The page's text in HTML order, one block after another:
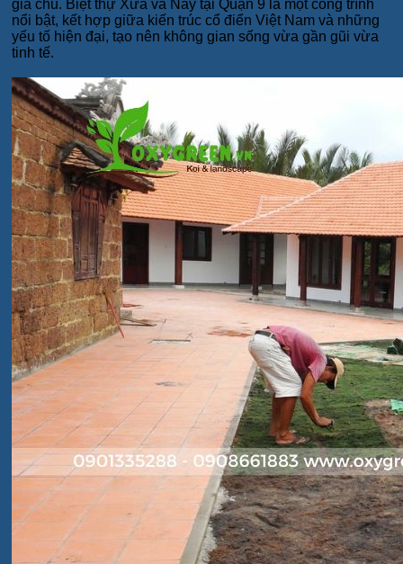
gia chủ. Biệt thự Xưa và Nay tại Quận 9 là một công trình
nổi bật, kết hợp giữa kiến trúc cổ điển Việt Nam và những
yếu tố hiện đại, tạo nên không gian sống vừa gần gũi vừa
tinh tế.